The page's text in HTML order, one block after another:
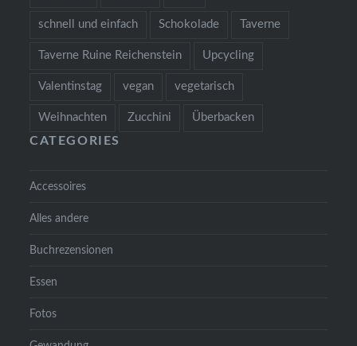
schnell und einfach Schokolade Taverne
Taverne Ruine Reichenstein Upcycling
Valentinstag vegan vegetarisch
Weihnachten Zucchini Überbacken
CATEGORIES
Accessoires
Alles andere
Buchrezensionen
Essen
Fotos